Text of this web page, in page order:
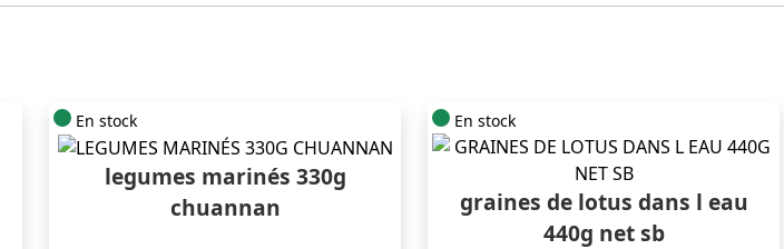
En stock
legumes marinés 330g
chuannan
En stock
graines de lotus dans l eau
440g net sb